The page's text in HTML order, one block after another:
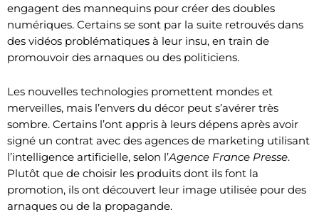
engagent des mannequins pour créer des doubles
numériques. Certains se sont par la suite retrouvés dans
des vidéos problématiques à leur insu, en train de
promouvoir des arnaques ou des politiciens.
Les nouvelles technologies promettent mondes et
merveilles, mais l’envers du décor peut s’avérer très
sombre. Certains l’ont appris à leurs dépens après avoir
signé un contrat avec des agences de marketing utilisant
l’intelligence artificielle, selon l’Agence France Presse.
Plutôt que de choisir les produits dont ils font la
promotion, ils ont découvert leur image utilisée pour des
arnaques ou de la propagande.